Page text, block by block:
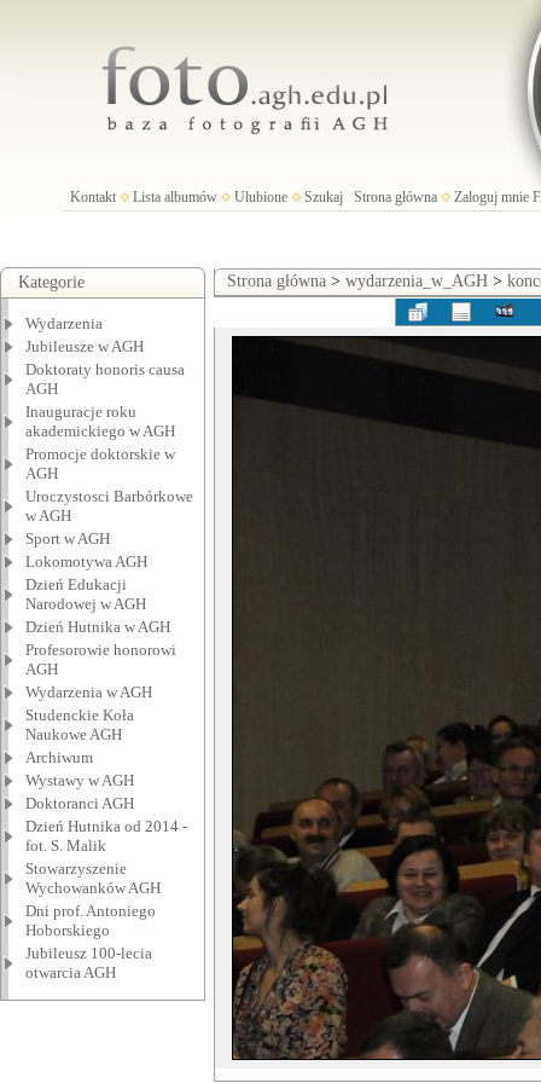
Kontakt Lista albumów Ulubione Szukaj Strona główna Zaloguj mnie
Kategorie
Wydarzenia
Jubileusze w AGH
Doktoraty honoris causa
AGH
Inauguracje roku
akademickiego w AGH
Promocje doktorskie w
AGH
Uroczystosci Barbórkowe
w AGH
Sport w AGH
Lokomotywa AGH
Dzień Edukacji
Narodowej w AGH
Dzień Hutnika w AGH
Profesorowie honorowi
AGH
Wydarzenia w AGH
Studenckie Koła
Naukowe AGH
Archiwum
Wystawy w AGH
Doktoranci AGH
Dzień Hutnika od 2014 -
fot. S. Malik
Stowarzyszenie
Wychowanków AGH
Dni prof. Antoniego
Hoborskiego
Jubileusz 100-lecia
otwarcia AGH
Strona główna > wydarzenia_w_AGH >